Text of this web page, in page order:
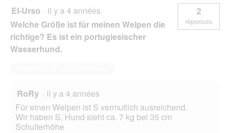
El-Urso · il y a 4 années
Welche Größe ist für meinen Welpen die
richtige? Es ist ein portugiesischer
Wasserhund.
2
réponses
RoRy · il y a 4 années
Für einen Welpen ist S vermutlich ausreichend.
Wir haben S. Hund sieht ca. 7 kg bei 35 cm
Schulterhöhe